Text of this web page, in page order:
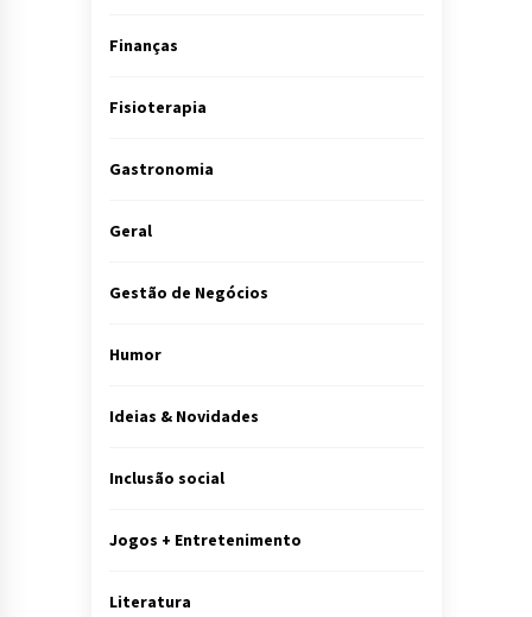
Finanças
Fisioterapia
Gastronomia
Geral
Gestão de Negócios
Humor
Ideias & Novidades
Inclusão social
Jogos + Entretenimento
Literatura